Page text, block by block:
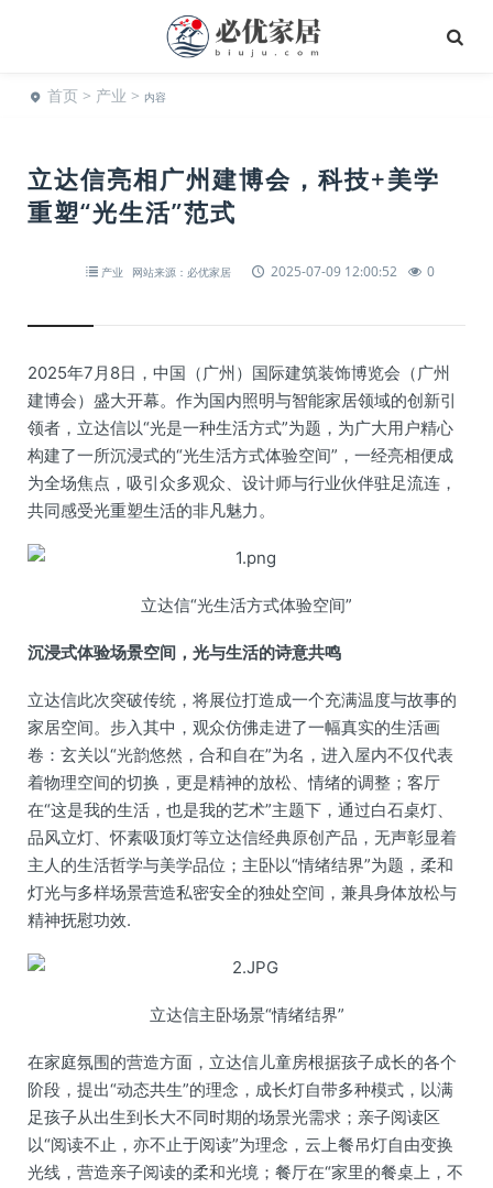
首页 > 产业 > 内容
立达信亮相广州建博会，科技+美学
重塑“光生活”范式
产业 网站来源：必优家居 2025-07-09 12:00:52 0
2025年7月8日，中国（广州）国际建筑装饰博览会（广州
建博会）盛大开幕。作为国内照明与智能家居领域的创新引
领者，立达信以“光是一种生活方式”为题，为广大用户精心
构建了一所沉浸式的“光生活方式体验空间”，一经亮相便成
为全场焦点，吸引众多观众、设计师与行业伙伴驻足流连，
共同感受光重塑生活的非凡魅力。
立达信“光生活方式体验空间”
沉浸式体验场景空间，光与生活的诗意共鸣
立达信此次突破传统，将展位打造成一个充满温度与故事的
家居空间。步入其中，观众仿佛走进了一幅真实的生活画
卷：玄关以“光韵悠然，合和自在”为名，进入屋内不仅代表
着物理空间的切换，更是精神的放松、情绪的调整；客厅
在“这是我的生活，也是我的艺术”主题下，通过白石桌灯、
品风立灯、怀素吸顶灯等立达信经典原创产品，无声彰显着
主人的生活哲学与美学品位；主卧以“情绪结界”为题，柔和
灯光与多样场景营造私密安全的独处空间，兼具身体放松与
精神抚慰功效.
立达信主卧场景“情绪结界”
在家庭氛围的营造方面，立达信儿童房根据孩子成长的各个
阶段，提出“动态共生”的理念，成长灯自带多种模式，以满
足孩子从出生到长大不同时期的场景光需求；亲子阅读区
以“阅读不止，亦不止于阅读”为理念，云上餐吊灯自由变换
光线，营造亲子阅读的柔和光境；餐厅在“家里的餐桌上，不